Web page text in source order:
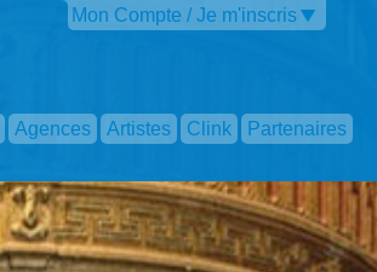
Mon Compte / Je m'inscris
Agences Artistes Clink Partenaires